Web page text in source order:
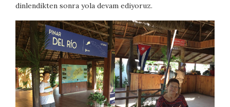
dinlendikten sonra yola devam ediyoruz.